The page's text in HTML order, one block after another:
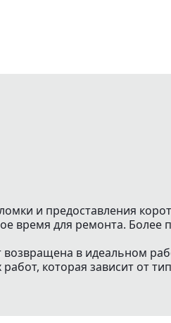
и предоставления
время для ремонта.
в идеальном
которая зависит от